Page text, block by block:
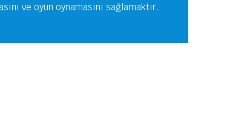
ve oyun oynamasını sağlamaktır.